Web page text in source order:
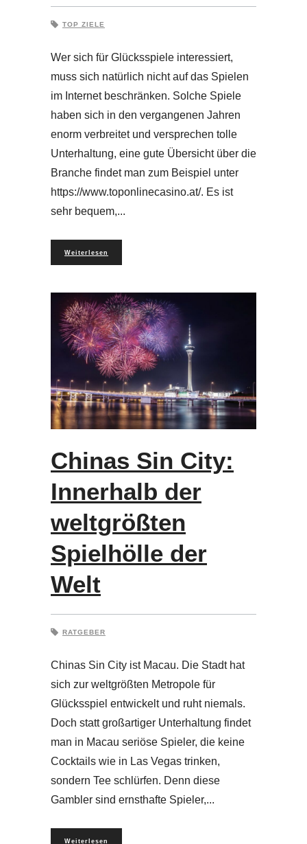
TOP ZIELE
Wer sich für Glücksspiele interessiert,
muss sich natürlich nicht auf das Spielen
im Internet beschränken. Solche Spiele
haben sich in den vergangenen Jahren
enorm verbreitet und versprechen tolle
Unterhaltung, eine gute Übersicht über die
Branche findet man zum Beispiel unter
https://www.toponlinecasino.at/. Es ist
sehr bequem,
Weiterlesen
Chinas Sin City:
Innerhalb der
weltgrößten
Spielhölle der
Welt
RATGEBER
Chinas Sin City ist Macau. Die Stadt hat
sich zur weltgrößten Metropole für
Glücksspiel entwickelt und ruht niemals.
Doch statt großartiger Unterhaltung findet
man in Macau seriöse Spieler, die keine
Cocktails wie in Las Vegas trinken,
sondern Tee schlürfen. Denn diese
Gambler sind ernsthafte Spieler,
Weiterlesen